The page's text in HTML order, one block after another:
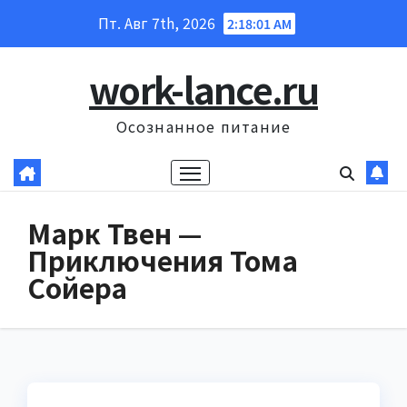
Пт. Авг 7th, 2026 2:18:02 AM
work-lance.ru
Осознанное питание
Марк Твен —
Приключения Тома
Сойера